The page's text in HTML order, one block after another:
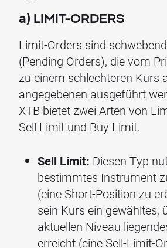
a) LIMIT-ORDERS
Limit-Orders sind
(Pending Orders), die vom
zu einem schlechteren Kurs
angegebenen ausgeführt
XTB bietet zwei Arten von
Sell Limit und Buy Limit.
Sell Limit: Diesen Typ
bestimmtes Instrument
(eine Short-Position zu
sein Kurs ein gewähltes,
aktuellen Niveau
erreicht (eine Sell-Limit-